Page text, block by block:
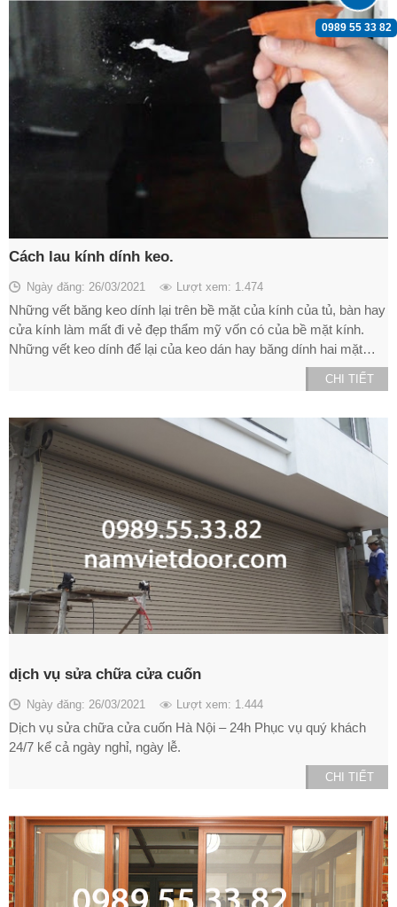
Cách lau kính dính keo.
Ngày đăng: 26/03/2021 Lượt xem: 1.474
Những vết băng keo dính lại trên bề mặt của kính của tủ, bàn hay
cửa kính làm mất đi vẻ đẹp thẩm mỹ vốn có của bề mặt kính.
Những vết keo dính để lại của keo dán hay băng dính hai mặt…
CHI TIẾT
dịch vụ sửa chữa cửa cuốn
Ngày đăng: 26/03/2021 Lượt xem: 1.444
Dịch vụ sửa chữa cửa cuốn Hà Nội – 24h Phục vụ quý khách
24/7 kể cả ngày nghỉ, ngày lễ.
CHI TIẾT
0989 55 33 82